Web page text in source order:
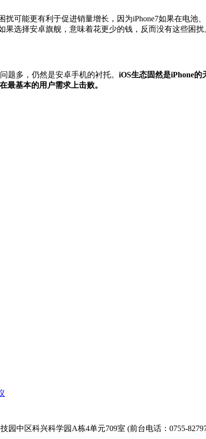
可能更有利于促进销量增长，因为iPhone7如果在电
选择安卓旗舰，意味着花更少的钱，反而没有这些困
题多，仍然是安卓手机的衬托。 iOS生态固然是iPhone
最基本的用户需求上击败。
园中区科兴科学园A栋4单元709室 (前台电话：0755-